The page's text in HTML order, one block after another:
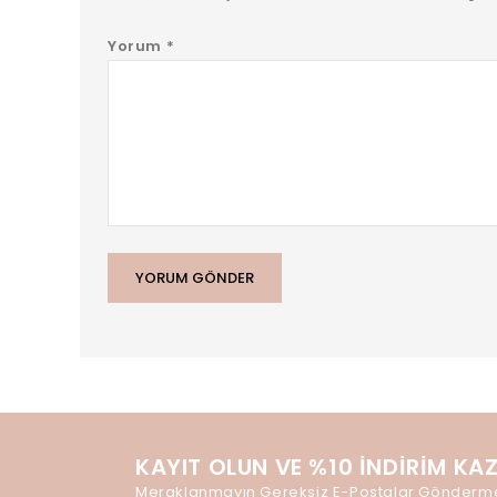
Yorum *
KAYIT OLUN VE %10 İNDIRIM
Meraklanmayın Gereksiz E-Postalar